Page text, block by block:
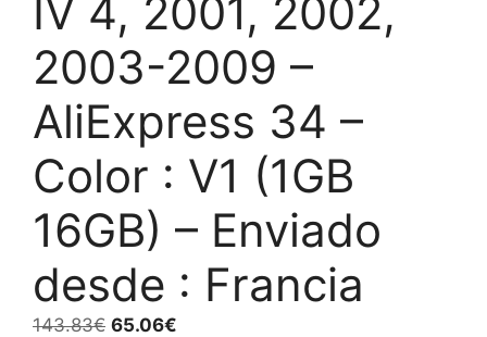
IV 4, 2001, 2002,
2003-2009 –
AliExpress 34 –
Color : V1 (1GB
16GB) – Enviado
desde : Francia
143.83€ El
65.06€